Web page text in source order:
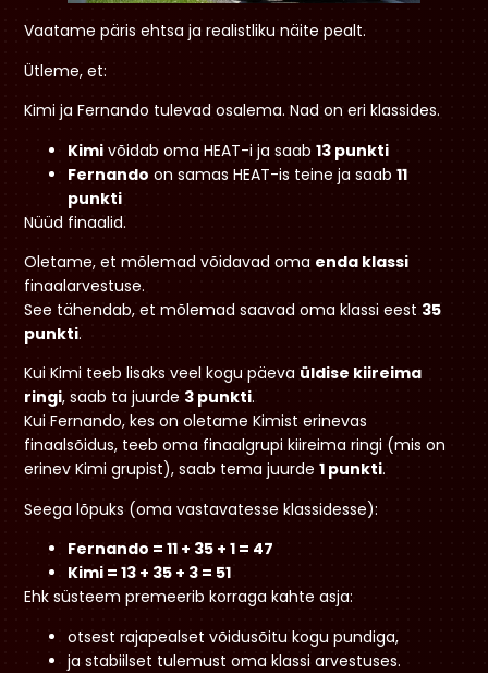
Vaatame päris ehtsa ja realistliku näite pealt.
Ütleme, et:
Kimi ja Fernando tulevad osalema. Nad on eri klassides.
Kimi võidab oma HEAT-i ja saab13 punkti
Fernando on samas HEAT-is teine ja saab11
punkti
Nüüd finaalid.
Oletame, et mõlemad võidavad oma enda klassi
finaalarvestuse.
See tähendab, et mõlemad saavad oma klassi eest 35
punkti.
Kui Kimi teeb lisaks veel kogu päeva üldise kiireima
ringi, saab ta juurde 3 punkti.
Kui Fernando, kes on oletame Kimist erinevas
finaalsõidus, teeb oma finaalgrupi kiireima ringi (mis on
erinev Kimi grupist), saab tema juurde1 punkti.
Seega lõpuks (oma vastavatesse klassidesse):
Fernando = 11 + 35 + 1 = 47
Kimi = 13 + 35 + 3 = 51
Ehk süsteem premeerib korraga kahte asja:
otsest rajapealset võidusõitu kogu pundiga,
ja stabiilset tulemust oma klassi arvestuses.